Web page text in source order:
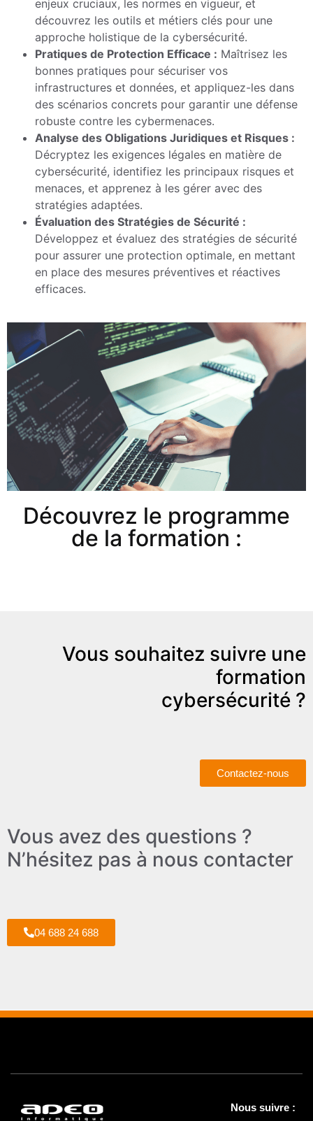
enjeux cruciaux, les normes en vigueur, et
découvrez les outils et métiers clés pour une
approche holistique de la cybersécurité.
Pratiques de Protection Efficace : Maîtrisez les
bonnes pratiques pour sécuriser vos
infrastructures et données, et appliquez-les dans
des scénarios concrets pour garantir une défense
robuste contre les cybermenaces.
Analyse des Obligations Juridiques et Risques :
Décryptez les exigences légales en matière de
cybersécurité, identifiez les principaux risques et
menaces, et apprenez à les gérer avec des
stratégies adaptées.
Évaluation des Stratégies de Sécurité :
Développez et évaluez des stratégies de sécurité
pour assurer une protection optimale, en mettant
en place des mesures préventives et réactives
efficaces.
Découvrez le programme
de la formation :
Vous souhaitez suivre une
formation
cybersécurité ?
Contactez-nous
Vous avez des questions ?
N’hésitez pas à nous contacter
04 688 24 688
Nous suivre :